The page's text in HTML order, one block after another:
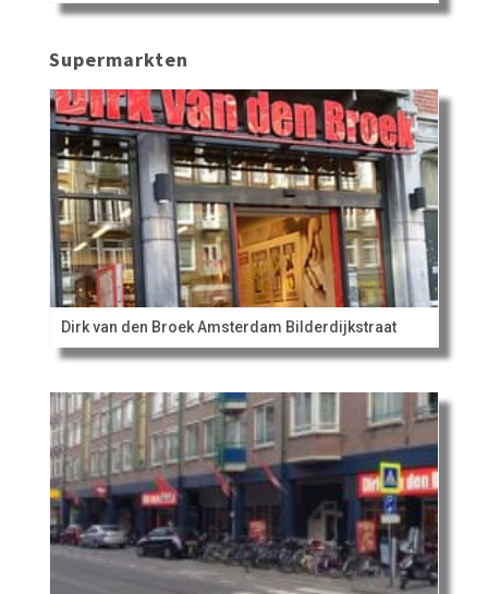
Supermarkten
Dirk van den Broek Amsterdam Bilderdijkstraat